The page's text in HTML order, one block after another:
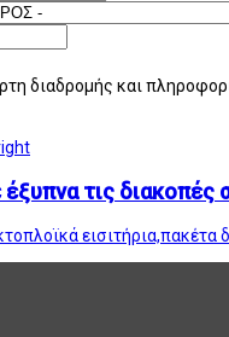
διαδρομής και
τις διακοπές
εισιτήρια,πακέτα